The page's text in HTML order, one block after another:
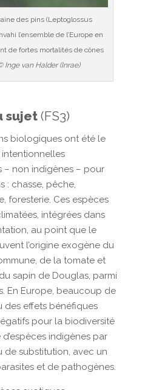
des pins (Leptoglossus
l’ensemble de l’Europe en
de fortes mortalités de cônes
Inge van Halder (Inrae)
sujet(FS3)
biologiques ont été le
intentionnelles
– non indigènes – pour
: chasse, pêche,
foresterie. Ces espèces
intégrées dans
au point que le
l’origine exogène du
de la tomate et
sapin de Douglas, parmi
En Europe, beaucoup de
des effets bénéfiques
pour la biodiversité
indigènes par
substitution, avec un
et de pathogènes.